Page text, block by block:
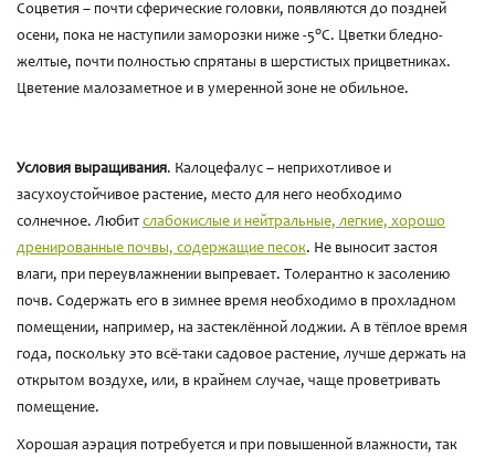
Соцветия – почти сферические головки, появляются до поздней
осени, пока не наступили заморозки ниже -5оС. Цветки бледно-
желтые, почти полностью спрятаны в шерстистых прицветниках.
Цветение малозаметное и в умеренной зоне не обильное.
Условия выращивания. Калоцефалус – неприхотливое и
засухоустойчивое растение, место для него необходимо
солнечное. Любит слабокислые и нейтральные, легкие, хорошо
дренированные почвы, содержащие песок. Не выносит застоя
влаги, при переувлажнении выпревает. Толерантно к засолению
почв. Содержать его в зимнее время необходимо в прохладном
помещении, например, на застеклённой лоджии. А в тёплое время
года, поскольку это всё-таки садовое растение, лучше держать на
открытом воздухе, или, в крайнем случае, чаще проветривать
помещение.
Хорошая аэрация потребуется и при повышенной влажности, так